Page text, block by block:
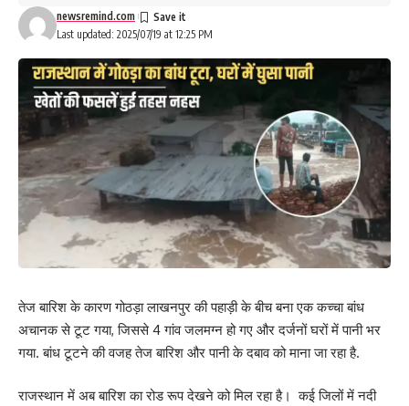
Last updated: 2025/07/19 at 12:25 PM
newsremind.com
तेज बारिश के कारण गोठड़ा लाखनपुर की पहाड़ी के बीच बना एक कच्चा बांध
अचानक से टूट गया, जिससे 4 गांव जलमग्न हो गए और दर्जनों घरों में पानी भर
गया. बांध टूटने की वजह तेज बारिश और पानी के दबाव को माना जा रहा है.
राजस्थान में अब बारिश का रोड रूप देखने को मिल रहा है। कई जिलों में नदी